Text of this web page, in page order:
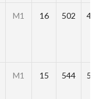
M1 16 502
M1 15 544